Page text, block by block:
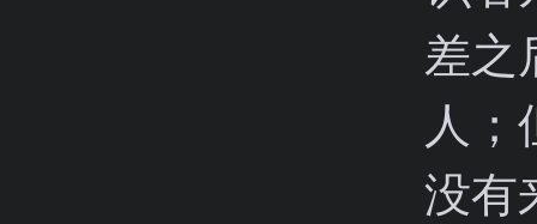
差之
人
没有